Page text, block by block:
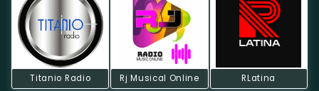
Titanio Radio Rj Musical Online RLatina